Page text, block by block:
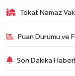
Tokat Namaz
Puan Durumu ve
Son Dakika